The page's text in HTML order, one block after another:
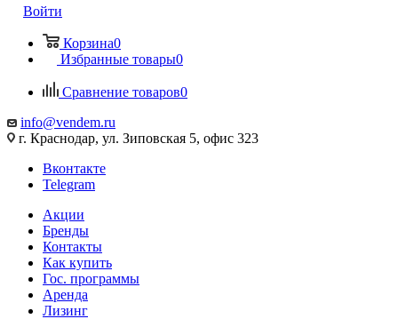
Войти
Корзина0
Избранные товары0
Сравнение товаров0
info@vendem.ru
г. Краснодар, ул. Зиповская 5, офис 323
Вконтакте
Telegram
Акции
Бренды
Контакты
Как купить
Гос. программы
Аренда
Лизинг